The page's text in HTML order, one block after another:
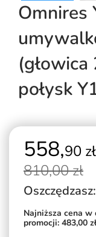
Omnires
połysk
558,90 zł
810,00 zł
Oszczędzasz:
Najniższa cena w
promocji: 483,00 zł